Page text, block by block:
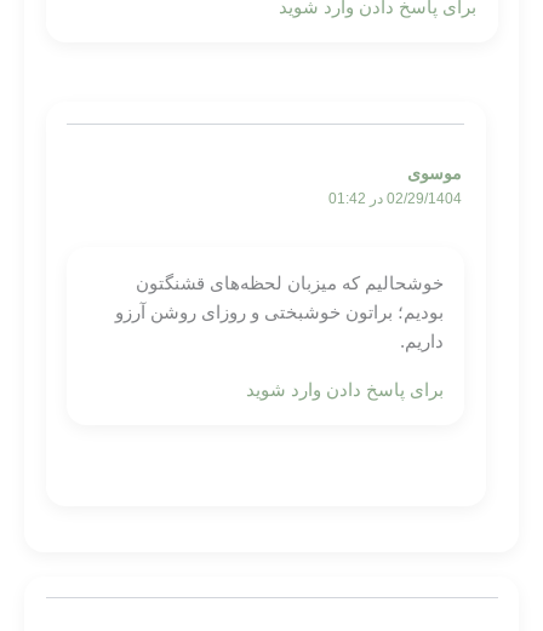
برای پاسخ دادن وارد شوید
موسوی
02/29/1404 در 01:42
خوشحالیم که میزبان لحظه‌های قشنگتون
بودیم؛ براتون خوشبختی و روزای روشن آرزو
داریم.
برای پاسخ دادن وارد شوید